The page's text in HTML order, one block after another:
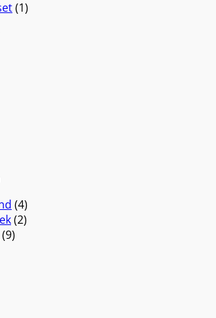
(1)
(4)
(2)
(9)